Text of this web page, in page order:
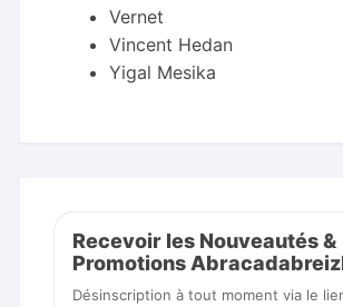
Vernet
Vincent Hedan
Yigal Mesika
Recevoir les Nouveautés &
Promotions
Désinscription à tout moment via le